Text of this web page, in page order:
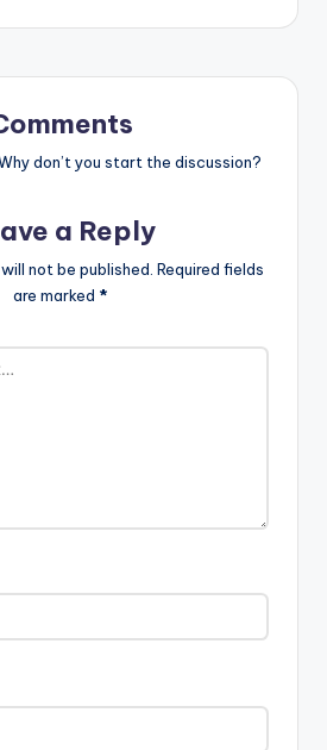
don’t you start the discussion?
a Reply
not be published. Required fields
are marked *